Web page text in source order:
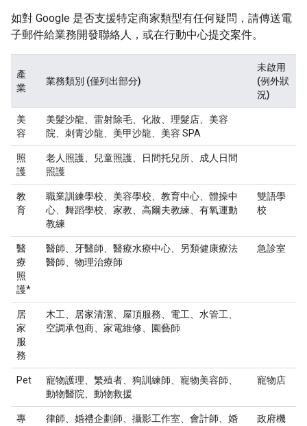
如對 Google 是否支援特定商家類型有任何疑問，請傳送電
子郵件給業務開發聯絡人，或在行動中心提交案件。
產
業
業務類別 (僅列出部分)
未啟用
(例外狀
況)
美
容
美髮沙龍、雷射除毛、化妝、理髮店、美容
院、刺青沙龍、美甲沙龍、美容 SPA
照
護
老人照護、兒童照護、日間托兒所、成人日間
照護
教
育
職業訓練學校、美容學校、教育中心、體操中
心、舞蹈學校、家教、高爾夫教練、有氧運動
教練
雙語學
校
醫
療
照
護*
醫師、牙醫師、醫療水療中心、另類健康療法
醫師、物理治療師
急診室
居
家
服
務
木工、居家清潔、屋頂服務、電工、水管工、
空調承包商、家電維修、園藝師
Pet
寵物護理、繁殖者、狗訓練師、寵物美容師、
動物醫院、動物救援
寵物店
專
律師、婚禮企劃師、攝影工作室、會計師、婚
政府機